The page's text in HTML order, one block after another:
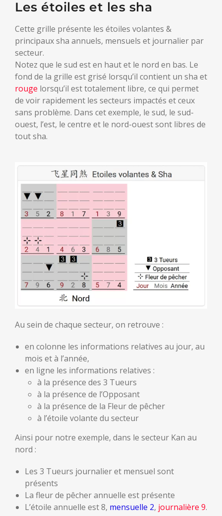
Les étoiles et les sha
Cette grille présente les étoiles volantes &
principaux sha annuels, mensuels et journalier par
secteur.
Notez que le sud est en haut et le nord en bas. Le
fond de la grille est grisé lorsqu’il contient un sha et
rouge lorsqu’il est totalement libre, ce qui permet
de voir rapidement les secteurs impactés et ceux
sans problème. Dans cet exemple, le sud, le sud-
ouest, l’est, le centre et le nord-ouest sont libres de
tout sha.
Au sein de chaque secteur, on retrouve :
en colonne les informations relatives au jour, au
mois et à l’année,
en ligne les informations relatives :
à la présence des 3 Tueurs
à la présence de l’Opposant
à la présence de la Fleur de pêcher
à l’étoile volante du secteur
Ainsi pour notre exemple, dans le secteur Kan au
nord :
Les 3 Tueurs journalier et mensuel sont
présents
La fleur de pêcher annuelle est présente
L’étoile annuelle est 8, mensuelle 2, journalière 9.